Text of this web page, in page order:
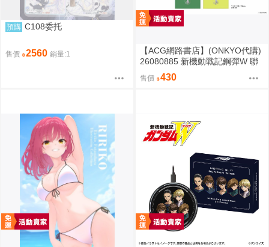
預購 C108委托
售價 2560 銷量:1
【ACG網路書店】(ONKYO代購)
26080885 新機動戰記鋼彈W 聯
名耳機 收納包
售價 430